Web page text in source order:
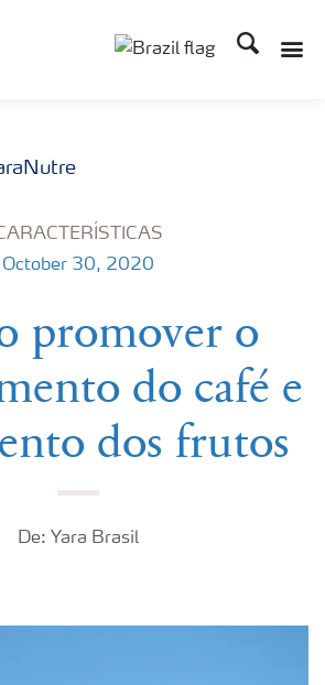
Busca
October 30, 2020
promover o
do café e
dos frutos
De: Yara Brasil